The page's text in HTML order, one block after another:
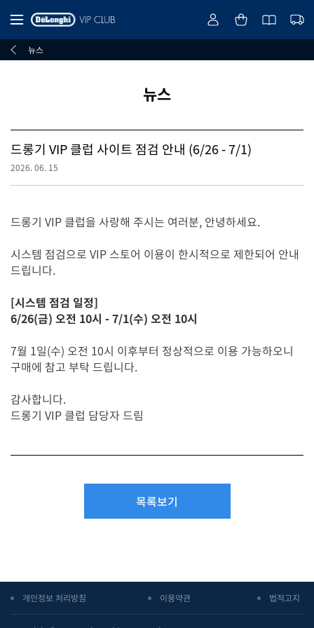
뉴스
뉴스
드롱기 VIP 클럽 사이트 점검 안내 (6/26 - 7/1)
2026. 06. 15
드롱기 VIP 클럽을 사랑해 주시는 여러분, 안녕하세요.
시스템 점검으로 VIP 스토어 이용이 한시적으로 제한되어 안내
드립니다.
[시스템 점검 일정]
6/26(금) 오전 10시 - 7/1(수) 오전 10시
7월 1일(수) 오전 10시 이후부터 정상적으로 이용 가능하오니
구매에 참고 부탁 드립니다.
감사합니다.
드롱기 VIP 클럽 담당자 드림
목록보기
개인정보 처리방침 이용약관 법적고지